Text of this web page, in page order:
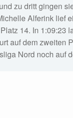
zu dritt gingen
Alferink lief
14. In
auf dem
Nord noch auf